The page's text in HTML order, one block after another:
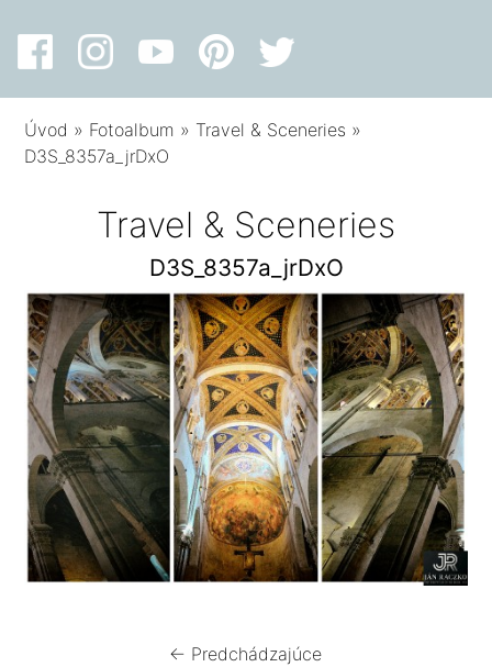
Úvod » Fotoalbum » Travel & Sceneries »
D3S_8357a_jrDxO
Travel & Sceneries
D3S_8357a_jrDxO
← Predchádzajúce